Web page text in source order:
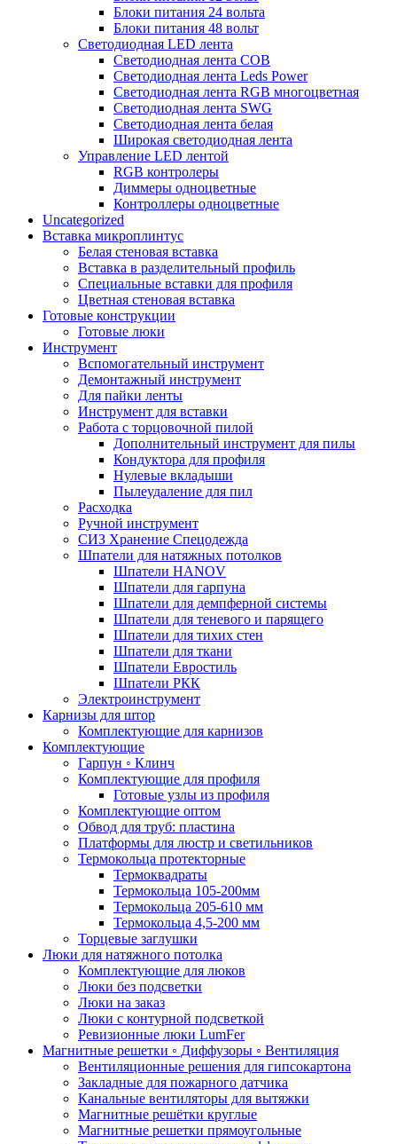
Блоки питания 24 вольта
Блоки питания 48 вольт
Светодиодная LED лента
Светодиодная лента COB
Светодиодная лента Leds Power
Светодиодная лента RGB многоцветная
Светодиодная лента SWG
Светодиодная лента белая
Широкая светодиодная лента
Управление LED лентой
RGB контролеры
Диммеры одноцветные
Контроллеры одноцветные
Uncategorized
Вставка микроплинтус
Белая стеновая вставка
Вставка в разделительный профиль
Специальные вставки для профиля
Цветная стеновая вставка
Готовые конструкции
Готовые люки
Инструмент
Вспомогательный инструмент
Демонтажный инструмент
Для пайки ленты
Инструмент для вставки
Работа с торцовочной пилой
Дополнительный инструмент для пилы
Кондуктора для профиля
Нулевые вкладыши
Пылеудаление для пил
Расходка
Ручной инструмент
СИЗ Хранение Спецодежда
Шпатели для натяжных потолков
Шпатели HANOV
Шпатели для гарпуна
Шпатели для демпферной системы
Шпатели для теневого и парящего
Шпатели для тихих стен
Шпатели для ткани
Шпатели Евростиль
Шпатели РКК
Электроинструмент
Карнизы для штор
Комплектующие для карнизов
Комплектующие
Гарпун ◦ Клинч
Комплектующие для профиля
Готовые узлы из профиля
Комплектующие оптом
Обвод для труб: пластина
Платформы для люстр и светильников
Термокольца протекторные
Термоквадраты
Термокольца 105-200мм
Термокольца 205-610 мм
Термокольца 4,5-200 мм
Торцевые заглушки
Люки для натяжного потолка
Комплектующие для люков
Люки без подсветки
Люки на заказ
Люки с контурной подсветкой
Ревизионные люки LumFer
Магнитные решетки ◦ Диффузоры ◦ Вентиляция
Вентиляционные решения для гипсокартона
Закладные для пожарного датчика
Канальные вентиляторы для вытяжки
Магнитные решётки круглые
Магнитные решетки прямоугольные